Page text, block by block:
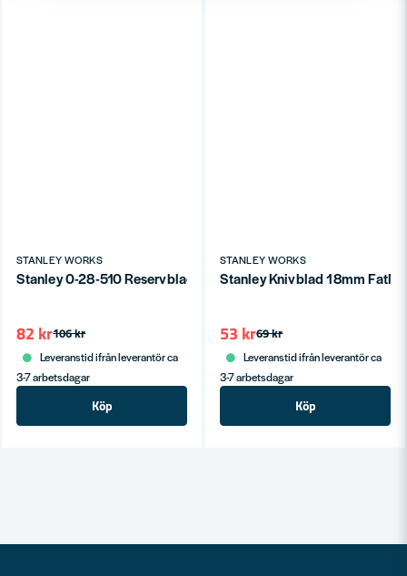
STANLEY WORKS
Stanley 0-28-510 Reservblad till Fönster-/Glasskrapa 10st
106 kr
82 kr
Leveranstid ifrån leverantör ca
3-7 arbetsdagar
Köp
STANLEY WORKS
Stanley Knivblad 18mm
69 kr
53 kr
Leveranstid ifrån leverantör ca
3-7 arbetsdagar
Köp